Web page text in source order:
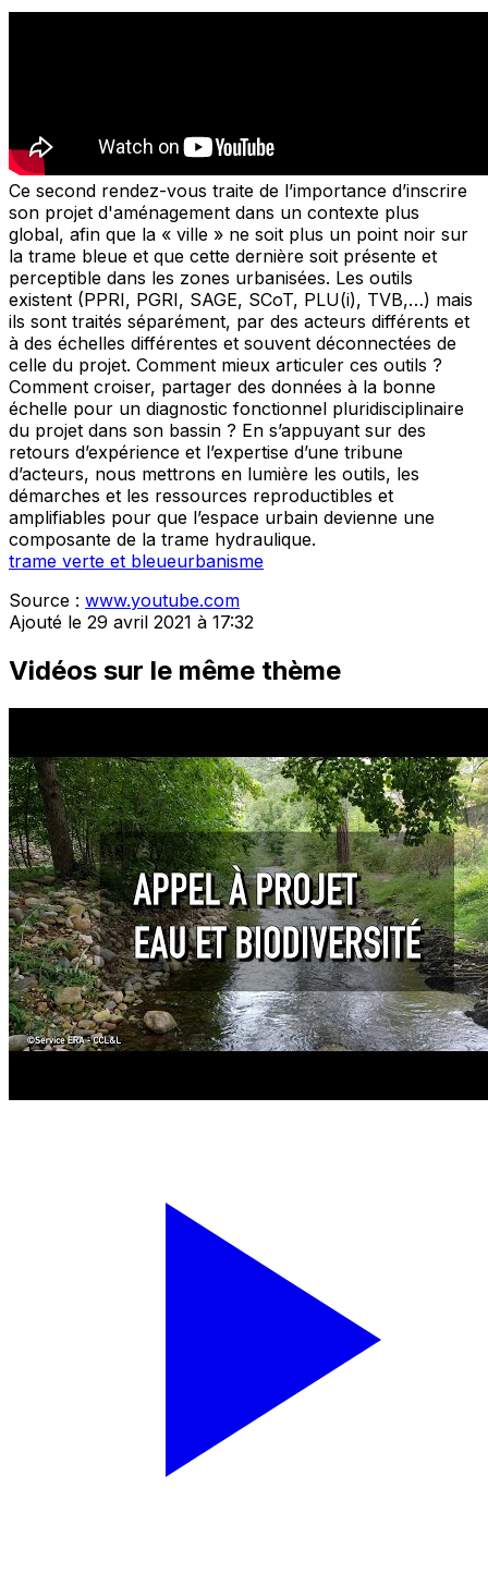
Ce second rendez-vous traite de l’importance d’inscrire
son projet d'aménagement dans un contexte plus
global, afin que la « ville » ne soit plus un point noir sur
la trame bleue et que cette dernière soit présente et
perceptible dans les zones urbanisées. Les outils
existent (PPRI, PGRI, SAGE, SCoT, PLU(i), TVB,…) mais
ils sont traités séparément, par des acteurs différents et
à des échelles différentes et souvent déconnectées de
celle du projet. Comment mieux articuler ces outils ?
Comment croiser, partager des données à la bonne
échelle pour un diagnostic fonctionnel pluridisciplinaire
du projet dans son bassin ? En s’appuyant sur des
retours d’expérience et l’expertise d’une tribune
d’acteurs, nous mettrons en lumière les outils, les
démarches et les ressources reproductibles et
amplifiables pour que l’espace urbain devienne une
composante de la trame hydraulique.
trame verte et bleueurbanisme
Source : www.youtube.com
Ajouté le 29 avril 2021 à 17:32
Vidéos sur le même thème